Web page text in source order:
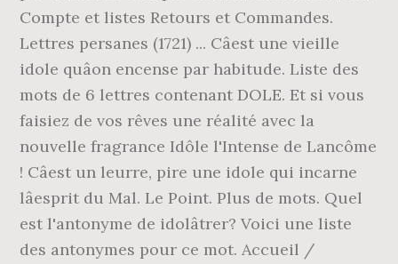
Compte et listes Retours et Commandes.
Lettres persanes (1721) ... Câest une vieille
idole quâon encense par habitude. Liste des
mots de 6 lettres contenant DOLE. Et si vous
faisiez de vos rêves une réalité avec la
nouvelle fragrance Idôle l'Intense de Lancôme
! Câest un leurre, pire une idole qui incarne
lâesprit du Mal. Le Point. Plus de mots. Quel
est l'antonyme de idolâtrer? Voici une liste
des antonymes pour ce mot. Accueil /